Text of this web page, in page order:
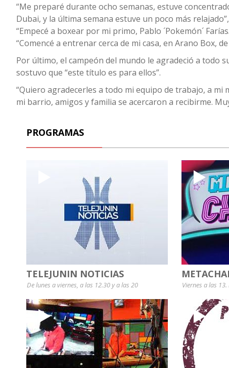
“Me preparé durante ocho semanas, estuve
Dubai, y la última semana estuve un poco más
“Empecé a boxear por mi primo, Pablo ´Pokemón´
“Comencé a entrenar cerca de mi casa, en Arano Box,
Por último, el campeón del mundo le agradeció a todo
sostuvo que “este título es para ellos”.
“Quiero agradecerles a todo mi equipo de trabajo, a mi
mi barrio, amigos y familia se acercaron a recibirme.
PROGRAMAS
TELEJUNIN NOTICIAS
De lunes a viernes, a las 12.30 y a las 20 Viernes a las